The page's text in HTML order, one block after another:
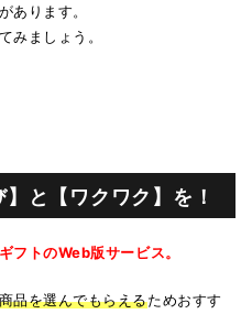
あります。
みましょう。
と【ワクワク】を！
フトのWeb版サービス。
品を選んでもらえるためおすす